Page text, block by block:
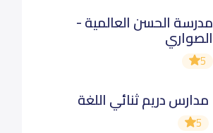
مدرسة الحسن العالمية -
الصواري
5
مدارس دريم ثنائي اللغة
5